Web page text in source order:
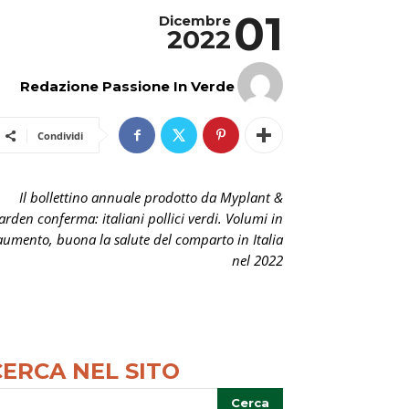
01
Dicembre
2022
Redazione Passione In Verde
Condividi
Il bollettino annuale prodotto da Myplant &
conferma: italiani pollici verdi. Volumi in
buona la salute del comparto in Italia
nel 2022
NEL SITO